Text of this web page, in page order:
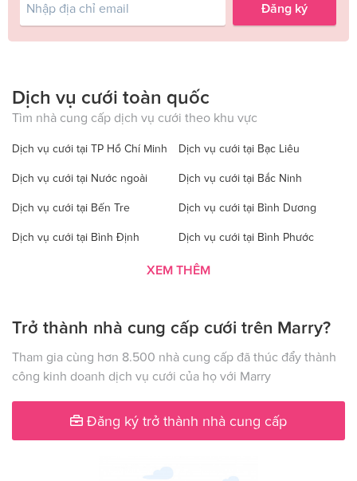
Đăng ký
Dịch vụ cưới toàn quốc
Tìm nhà cung cấp dịch vụ cưới theo khu vực
Dịch vụ cưới tại TP Hồ Chí Minh Dịch vụ cưới tại Bạc Liêu
Dịch vụ cưới tại Nước ngoài Dịch vụ cưới tại Bắc Ninh
Dịch vụ cưới tại Bến Tre Dịch vụ cưới tại Bình Dương
Dịch vụ cưới tại Bình Định Dịch vụ cưới tại Bình Phước
Dịch vụ cưới tại Bình Thuận Dịch vụ cưới tại Cà Mau
Dịch vụ cưới tại Hà Nội Dịch vụ cưới tại Đăk Nông
Dịch vụ cưới tại Điện Biên Dịch vụ cưới tại Đồng Nai
Dịch vụ cưới tại Đồng Tháp Dịch vụ cưới tại Gia Lai
Dịch vụ cưới tại Hà Giang Dịch vụ cưới tại Hà Nam
Dịch vụ cưới tại Hà Tây Dịch vụ cưới tại Hà Tĩnh
XEM THÊM
Trở thành nhà cung cấp cưới trên Marry?
Tham gia cùng hơn 8.500 nhà cung cấp đã thúc đẩy thành
công kinh doanh dịch vụ cưới của họ với Marry
Đăng ký trở thành nhà cung cấp